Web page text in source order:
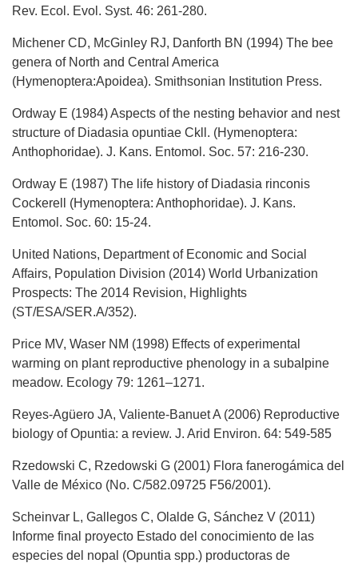
Rev. Ecol. Evol. Syst. 46: 261-280.
Michener CD, McGinley RJ, Danforth BN (1994) The bee
genera of North and Central America
(Hymenoptera:Apoidea). Smithsonian Institution Press.
Ordway E (1984) Aspects of the nesting behavior and nest
structure of Diadasia opuntiae Ckll. (Hymenoptera:
Anthophoridae). J. Kans. Entomol. Soc. 57: 216-230.
Ordway E (1987) The life history of Diadasia rinconis
Cockerell (Hymenoptera: Anthophoridae). J. Kans.
Entomol. Soc. 60: 15-24.
United Nations, Department of Economic and Social
Affairs, Population Division (2014) World Urbanization
Prospects: The 2014 Revision, Highlights
(ST/ESA/SER.A/352).
Price MV, Waser NM (1998) Effects of experimental
warming on plant reproductive phenology in a subalpine
meadow. Ecology 79: 1261–1271.
Reyes-Agüero JA, Valiente-Banuet A (2006) Reproductive
biology of Opuntia: a review. J. Arid Environ. 64: 549-585
Rzedowski C, Rzedowski G (2001) Flora fanerogámica del
Valle de México (No. C/582.09725 F56/2001).
Scheinvar L, Gallegos C, Olalde G, Sánchez V (2011)
Informe final proyecto Estado del conocimiento de las
especies del nopal (Opuntia spp.) productoras de